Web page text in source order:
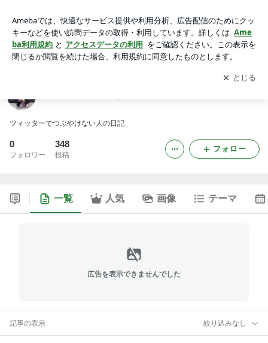
アプリをダウンロードして ブログの更新通知
を受け取りまし
ょう。
開く
ツィッターでつぶやけない人の日記
0
フォロワー
348
投稿
フォロー
一覧 人気 画像 テーマ
広告を表示できませんでした
記事の表示 絞り込みなし